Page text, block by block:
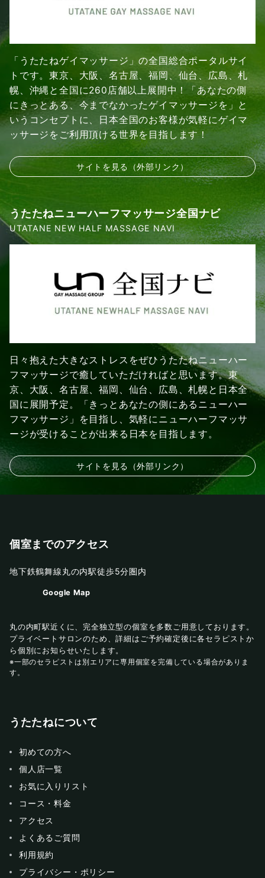
「うたたねゲイマッサージ」の全国総合ポータルサイ
トです。東京、大阪、名古屋、福岡、仙台、広島、札
幌、沖縄と全国に260店舗以上展開中！「あなたの側
にきっとある、今までなかったゲイマッサージを」と
いうコンセプトに、日本全国のお客様が気軽にゲイマ
ッサージをご利用頂ける世界を目指します！
サイトを見る（外部リンク）
うたたねニューハーフマッサージ全国ナビ
UTATANE NEW HALF MASSAGE NAVI
日々抱えた大きなストレスをぜひうたたねニューハー
フマッサージで癒していただければと思います。東
京、大阪、名古屋、福岡、仙台、広島、札幌と日本全
国に展開予定。「きっとあなたの側にあるニューハー
フマッサージ」を目指し、気軽にニューハーフマッサ
ージが受けることが出来る日本を目指します。
サイトを見る（外部リンク）
個室までのアクセス
地下鉄鶴舞線丸の内駅徒歩5分圏内
Google Map
丸の内町駅近くに、完全独立型の個室を多数ご用意しております。
プライベートサロンのため、詳細はご予約確定後に各セラピストか
ら個別にお知らせいたします。
※一部のセラピストは別エリアに専用個室を完備している場合がありま
す。
うたたねについて
初めての方へ
個人店一覧
お気に入りリスト
コース・料金
アクセス
よくあるご質問
利用規約
プライバシー・ポリシー